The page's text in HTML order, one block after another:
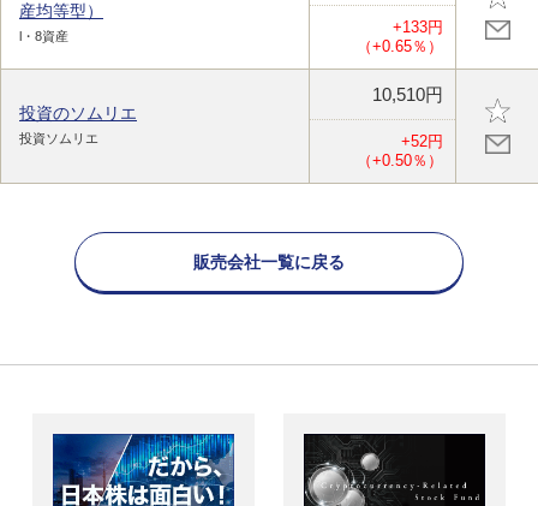
産均等型）
l・8資産
+133円
（+0.65％）
投資のソムリエ
投資ソムリエ
10,510円
+52円
（+0.50％）
販売会社一覧に戻る